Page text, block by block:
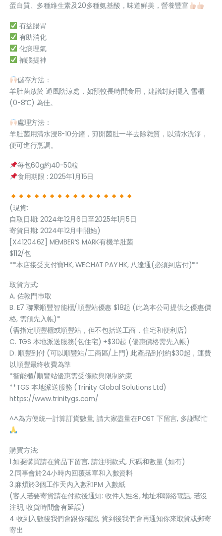
蛋白質、多種維生素及20多種氨基酸，味道鮮美，營養豐富
有益腸胃
有助消化
化痰理氣
補腦提神
儲存方法：
羊肚菌放於 通風陰涼處，如預較長時間食用，建議封好擺入 雪櫃
(0-8℃) 為佳。
處理方法：
羊肚菌用清水浸8-10分鐘，剪開菌肚一半去除雜質，以清水洗淨，
便可進行烹調。
每包60g約40-50粒
食用期限 : 2025年1月15日
(現貨:
自取日期: 2024年12月6日至2025年1月5日
寄貨日期: 2024年12月中開始)
[X412046Z] MEMBER’S MARK有機羊肚菌
$112/包
**本店接受支付寶HK, WECHAT PAY HK, 八達通(必須到店付)**
取貨方式:
A. 佐敦門巿取
B. E7 聯乘順豐智能櫃/順豐站優惠 $18起 (此為本公司提供之優惠價
格, 需預先入帳)*
(需指定順豐櫃或順豐站，但不包括送工商，住宅和便利店)
C. TGS 本地派送服務(包住宅) +$30起 (優惠價格需先入帳)
D. 順豐到付 (可以順豐站/工商區/上門) 此產品到付約$30起，運費
以順豐最終收費為準
*智能櫃/順豐站優惠需受條款與限制約束
**TGS 本地派送服務 (Trinity Global Solutions Ltd)
https://www.trinitygs.com/
^^為方便統一計算訂貨數量, 請大家盡量在POST 下留言, 多謝幫忙
購買方法:
1.如要購買請在貨品下留言, 請注明款式, 尺碼和數量 (如有)
2.同事會於24小時內回覆落單和入數資料
3.麻煩於3個工作天內入數和PM 入數紙
(客人若要寄貨請在付款後通知: 收件人姓名, 地址和聯絡電話, 若沒
注明, 收貨時間會有延誤)
4 收到入數後我們會跟你確認, 貨到後我們會再通知你來取貨或郵寄
寄出